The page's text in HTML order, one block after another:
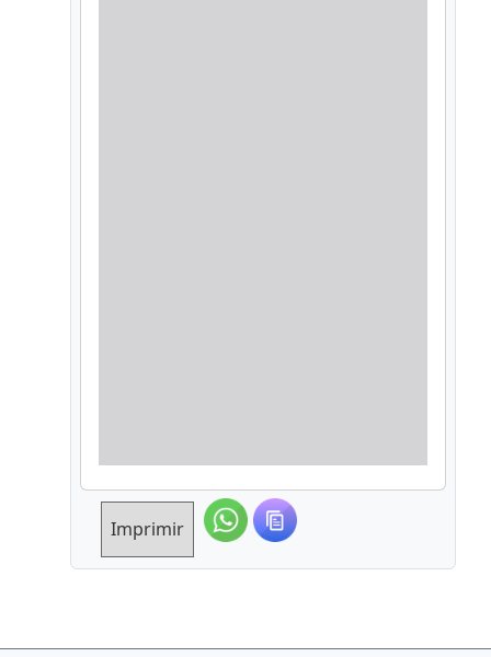
Imprimir